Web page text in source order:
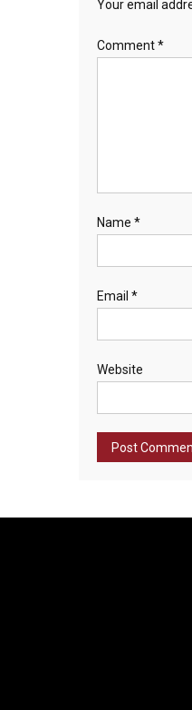
Your email
Comment*
Name *
Email *
Website